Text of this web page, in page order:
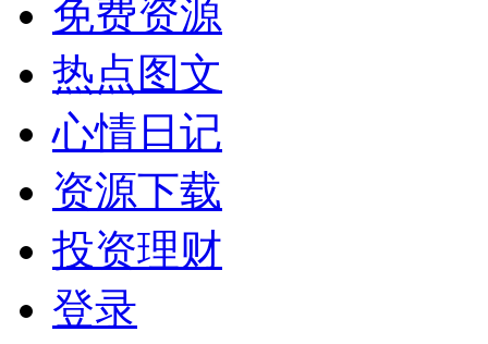
免费资源
热点图文
心情日记
资源下载
投资理财
登录